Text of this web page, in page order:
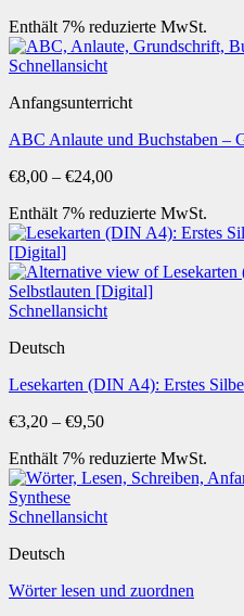
Enthält 7% reduzierte MwSt.
Schnellansicht
Anfangsunterricht
ABC Anlaute und Buchstaben –
€8,00 – €24,00Preisspanne:
bis
€24,00
Enthält 7% reduzierte MwSt.
Schnellansicht
Deutsch
Lesekarten (DIN A4): Erstes
€3,20 – €9,50Preisspanne:
bis
€9,50
Enthält 7% reduzierte MwSt.
Schnellansicht
Deutsch
Wörter lesen und zuordnen